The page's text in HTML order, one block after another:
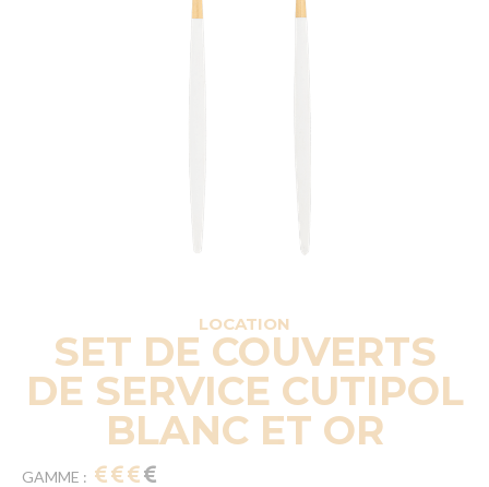
LOCATION
SET DE COUVERTS
DE SERVICE CUTIPOL
BLANC ET OR
GAMME :